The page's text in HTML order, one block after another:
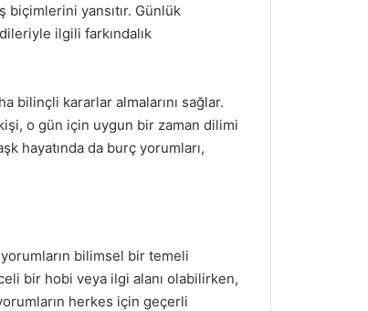
biçimlerini yansıtır. Günlük
ilgili farkındalık
bilinçli kararlar almalarını sağlar.
o gün için uygun bir zaman dilimi
hayatında da burç yorumları,
bilimsel bir temeli
bir hobi veya ilgi alanı olabilirken,
herkes için geçerli